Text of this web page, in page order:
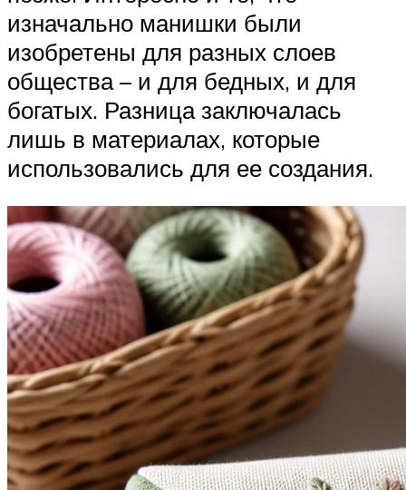
изначально манишки были
изобретены для разных слоев
общества – и для бедных, и для
богатых. Разница заключалась
лишь в материалах, которые
использовались для ее создания.